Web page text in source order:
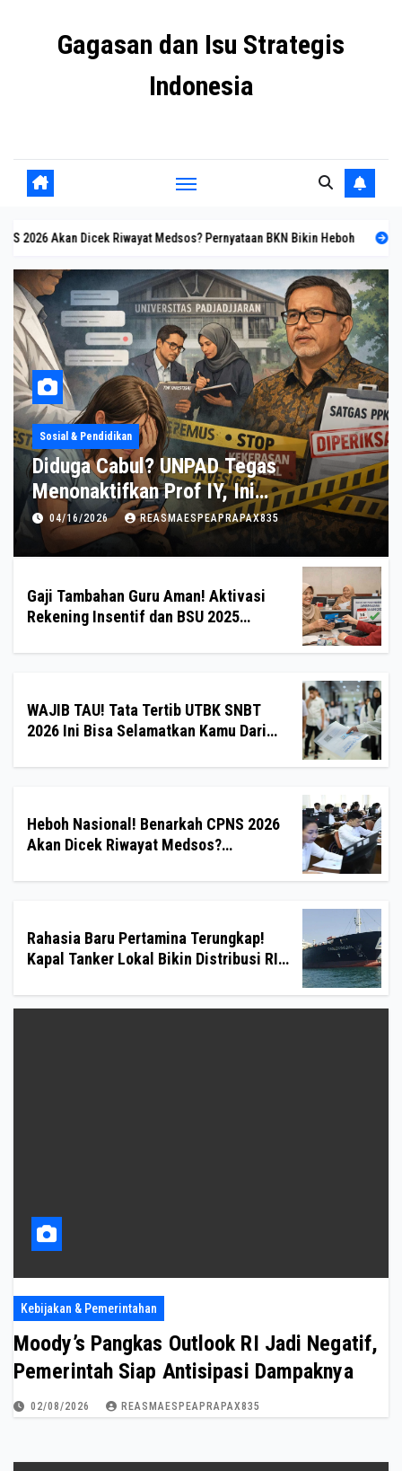
Gagasan dan Isu Strategis
Indonesia
Dicek Riwayat Medsos? Pernyataan BKN Bikin Heboh Rahasia
& Pendidikan
TAU! Tata Tertib UTBK SNBT
Ini Bisa Selamatkan Kamu Dari
2026 REASMAESPEAPRAPAX835
Kebijakan
Heboh
Akan
04/18/
Gaji Tambahan Guru Aman! Aktivasi
Rekening Insentif dan BSU 2025
WAJIB TAU! Tata Tertib UTBK SNBT
2026 Ini Bisa Selamatkan Kamu Dari
Heboh Nasional! Benarkah CPNS 2026
Akan Dicek Riwayat Medsos?
Rahasia Baru Pertamina Terungkap!
Kapal Tanker Lokal Bikin Distribusi RI
Kebijakan & Pemerintahan
Moody’s Pangkas Outlook RI Jadi Negatif,
Pemerintah Siap Antisipasi Dampaknya
02/08/2026 REASMAESPEAPRAPAX835